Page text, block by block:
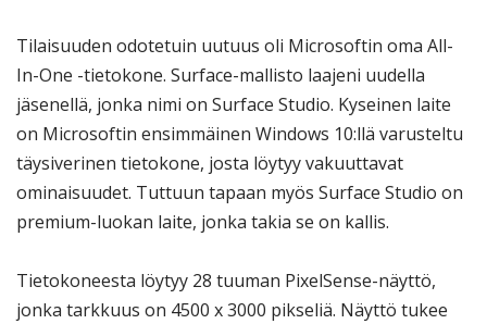
Tilaisuuden odotetuin uutuus oli Microsoftin oma All-
In-One -tietokone. Surface-mallisto laajeni uudella
jäsenellä, jonka nimi on Surface Studio. Kyseinen laite
on Microsoftin ensimmäinen Windows 10:llä varusteltu
täysiverinen tietokone, josta löytyy vakuuttavat
ominaisuudet. Tuttuun tapaan myös Surface Studio on
premium-luokan laite, jonka takia se on kallis.
Tietokoneesta löytyy 28 tuuman PixelSense-näyttö,
jonka tarkkuus on 4500 x 3000 pikseliä. Näyttö tukee